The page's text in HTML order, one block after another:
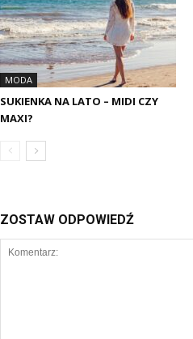
MODA
SUKIENKA NA LATO – MIDI CZY
MAXI?
ZOSTAW ODPOWIEDŹ